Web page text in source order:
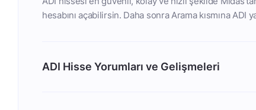
hesabını açabilirsin. Daha sonra Arama kısmına
ADI Hisse Yorumları ve Gelişmeleri